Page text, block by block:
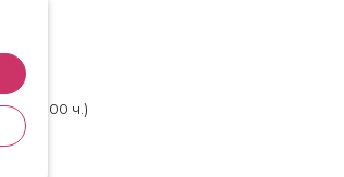
17.00 ч.)